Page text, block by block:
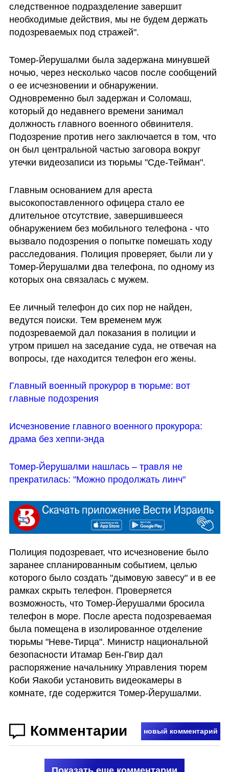
следственное подразделение завершит
необходимые действия, мы не будем держать
подозреваемых под стражей".
Томер-Йерушалми была задержана минувшей
ночью, через несколько часов после сообщений
о ее исчезновении и обнаружении.
Одновременно был задержан и Соломаш,
который до недавнего времени занимал
должность главного военного обвинителя.
Подозрение против него заключается в том, что
он был центральной частью заговора вокруг
утечки видеозаписи из тюрьмы "Сде-Тейман".
Главным основанием для ареста
высокопоставленного офицера стало ее
длительное отсутствие, завершившееся
обнаружением без мобильного телефона - что
вызвало подозрения о попытке помешать ходу
расследования. Полиция проверяет, были ли у
Томер-Йерушалми два телефона, по одному из
которых она связалась с мужем.
Ее личный телефон до сих пор не найден,
ведутся поиски. Тем временем муж
подозреваемой дал показания в полиции и
утром пришел на заседание суда, не отвечая на
вопросы, где находится телефон его жены.
Главный военный прокурор в тюрьме: вот
главные подозрения
Исчезновение главного военного прокурора:
драма без хеппи-энда
Томер-Йерушалми нашлась – травля не
прекратилась: "Можно продолжать линч"
Полиция подозревает, что исчезновение было
заранее спланированным событием, целью
которого было создать "дымовую завесу" и в ее
рамках скрыть телефон. Проверяется
возможность, что Томер-Йерушалми бросила
телефон в море. После ареста подозреваемая
была помещена в изолированное отделение
тюрьмы "Неве-Тирца". Министр национальной
безопасности Итамар Бен-Гвир дал
распоряжение начальнику Управления тюрем
Коби Яакоби установить видеокамеры в
комнате, где содержится Томер-Йерушалми.
Комментарии новый комментарий